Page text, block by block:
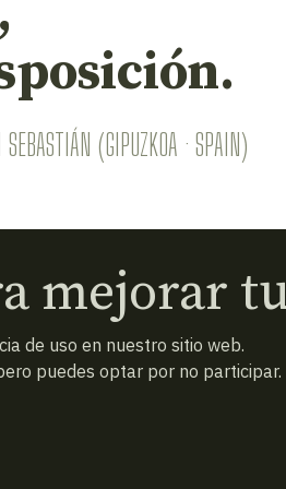
(GIPUZKOA · SPAIN)
mejorar
de uso en nuestro sitio web.
puedes optar por no participar.